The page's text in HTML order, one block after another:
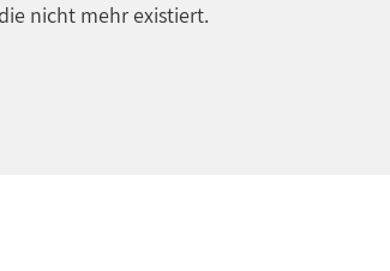
nicht mehr existiert.